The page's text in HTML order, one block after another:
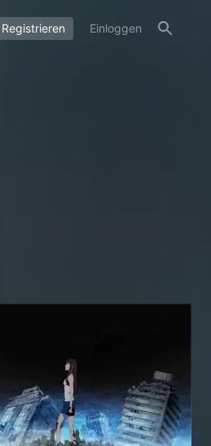
Registrieren Einloggen